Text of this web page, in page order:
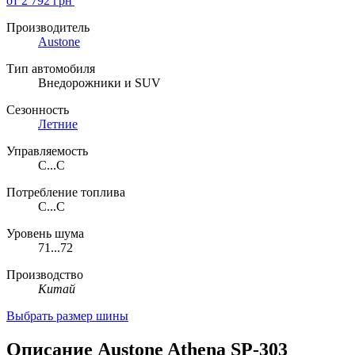
Производитель
Austone
Тип автомобиля
Внедорожники и SUV
Сезонность
Летние
Управляемость
C...C
Потребление топлива
C...C
Уровень шума
71...72
Производство
Китай
Выбрать размер шины
Описание Austone Athena SP-303